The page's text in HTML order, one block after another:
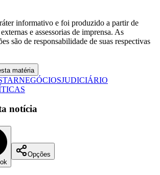
informativo e foi produzido a partir de
e assessorias de imprensa. As
são de responsabilidade de suas respectivas
matéria
NEGÓCIOSJUDICIÁRIO
notícia
Opções